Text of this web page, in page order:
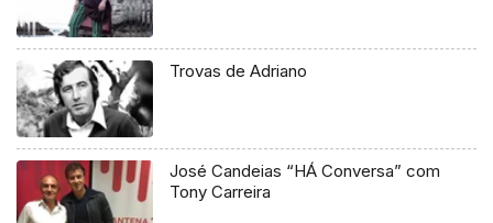
Trovas de Adriano
José Candeias “HÁ Conversa” com
Tony Carreira